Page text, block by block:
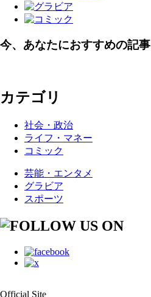
今、あなたにおすすめの記事
カテゴリ
社会・政治
ライフ・マネー
コミック
芸能・エンタメ
グラビア
スポーツ
Official Site